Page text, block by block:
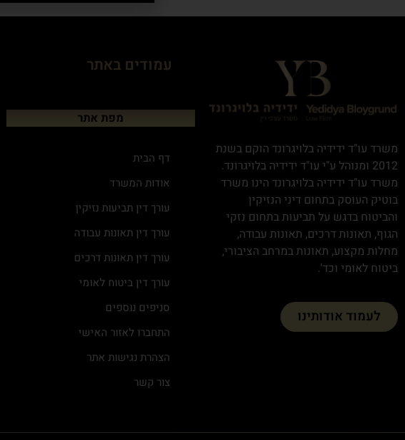
משרד עו"ד ידידיה בלויגרונד הוקם בשנת
2012 ומנוהל ע"י עו"ד ידידיה בלויגרונד.
משרד עו"ד ידידיה בלויגרונד הינו משרד
בוטיק העוסק בתחום דיני הנזיקין
והביטוח בדגש על תביעות בתחום נזקי
הגוף, תאונות דרכים, תאונות עבודה,
מחלות מקצוע, תאונות במרחב הציבורי,
ביטוח לאומי וכד'.
לעמוד אודותינו
עמודים באתר
מפת אתר
דף הבית
אודות המשרד
עורך דין תביעות נזיקין
עורך דין תאונות עבודה
עורך דין תאונות דרכים
עורך דין ביטוח לאומי
סניפים נוספים
התחברו לאזור האישי
הצהרת נגישות אתר
צור קשר